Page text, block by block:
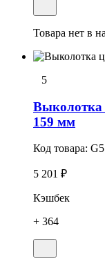
Товара нет в
5
Выколотка
159 мм
Код товара:
5 201 ₽
Кэшбек
+ 364